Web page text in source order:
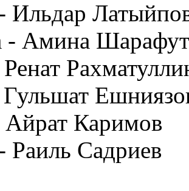
Ильдар
- Амина
Каримов
Садриев